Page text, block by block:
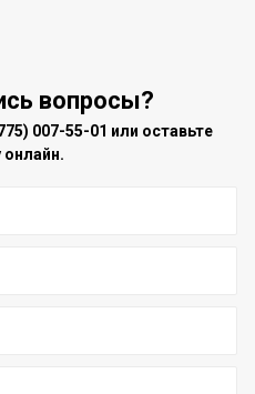
вопросы?
007-55-01 или оставьте
онлайн.